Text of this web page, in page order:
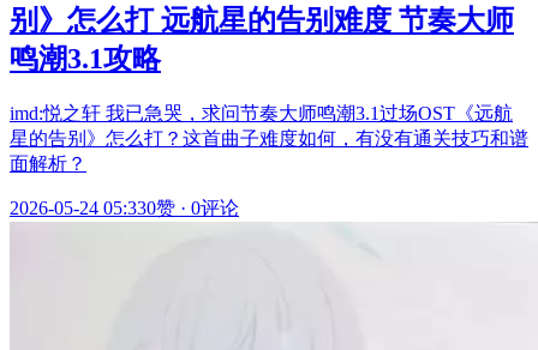
别》怎么打 远航星的告别难度 节奏大师
鸣潮3.1攻略
imd:悦之轩 我已急哭，求问节奏大师鸣潮3.1过场OST《远航
星的告别》怎么打？这首曲子难度如何，有没有通关技巧和谱
面解析？
2026-05-24 05:330赞 · 0评论